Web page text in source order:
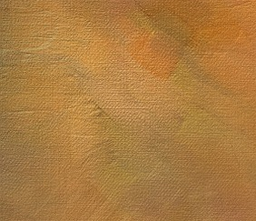
Sol. 12 y 13 de marzo de 2026